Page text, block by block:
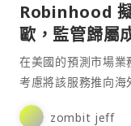
Robinhood
歐，監管歸屬
在美國的預測市場
考慮將該服務推向海
品。根據
zombit jeff